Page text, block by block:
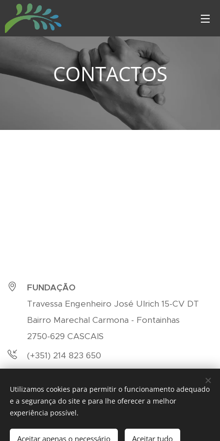
CONTACTOS
FUNDAÇÃO
Travessa Engenheiro José Ulrich 15-CV DT
Bairro Marechal Carmona - Fontainhas
2750-629 CASCAIS
(+351) 214 823 650
(+351) 961 938 844
psi.barragem@dependencias.net
Utilizamos cookies para permitir o funcionamento adequado
e a segurança do site e para lhe oferecer a melhor
experiência possível.
Aceitar apenas o necessário Aceitar tudo